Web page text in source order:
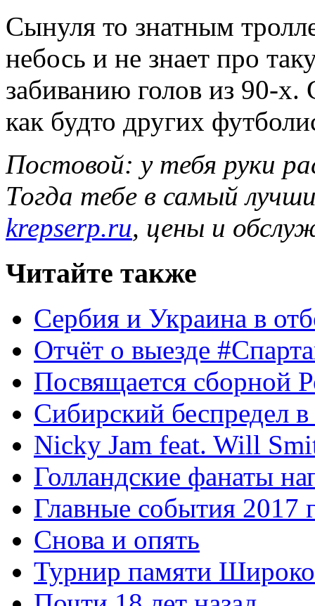
Сынуля то знатным
небось и не знает про
забиванию голов из 90-х.
как будто других
Постовой: у тебя руки
Тогда тебе в самый
krepserp.ru, цены и
Читайте также
Сербия и Украина в
Отчёт о выезде
Посвящается сборной
Сибирский беспредел
Nicky Jam feat. Will
Голландские фанаты
Главные события 2017
Снова и опять
Турнир памяти